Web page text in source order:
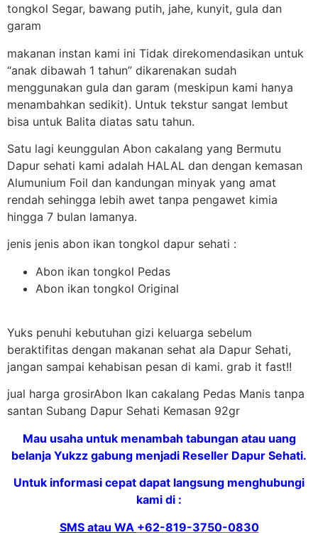
tongkol Segar, bawang putih, jahe, kunyit, gula dan
garam
makanan instan kami ini Tidak direkomendasikan untuk
“anak dibawah 1 tahun” dikarenakan sudah
menggunakan gula dan garam (meskipun kami hanya
menambahkan sedikit). Untuk tekstur sangat lembut
bisa untuk Balita diatas satu tahun.
Satu lagi keunggulan Abon cakalang yang Bermutu
Dapur sehati kami adalah HALAL dan dengan kemasan
Alumunium Foil dan kandungan minyak yang amat
rendah sehingga lebih awet tanpa pengawet kimia
hingga 7 bulan lamanya.
jenis jenis abon ikan tongkol dapur sehati :
Abon ikan tongkol Pedas
Abon ikan tongkol Original
Yuks penuhi kebutuhan gizi keluarga sebelum
beraktifitas dengan makanan sehat ala Dapur Sehati,
jangan sampai kehabisan pesan di kami. grab it fast!!
jual harga grosirAbon Ikan cakalang Pedas Manis tanpa
santan Subang Dapur Sehati Kemasan 92gr
Mau usaha untuk menambah tabungan atau uang
belanja Yukzz gabung menjadi Reseller Dapur Sehati.
Untuk informasi cepat dapat langsung menghubungi
kami di :
SMS atau WA +62-819-3750-0830